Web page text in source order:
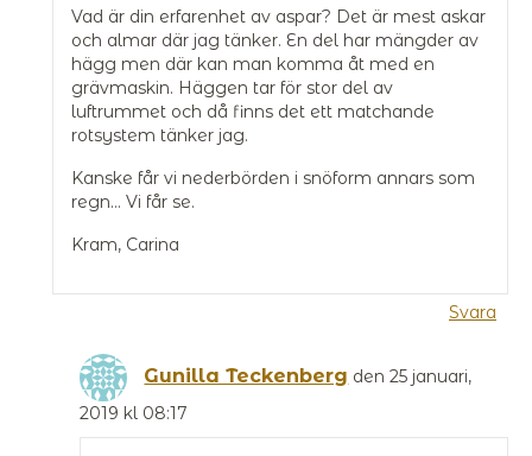
Vad är din erfarenhet av aspar? Det är mest askar
och almar där jag tänker. En del har mängder av
hägg men där kan man komma åt med en
grävmaskin. Häggen tar för stor del av
luftrummet och då finns det ett matchande
rotsystem tänker jag.
Kanske får vi nederbörden i snöform annars som
regn… Vi får se.
Kram, Carina
Svara
Gunilla Teckenberg den 25 januari,
2019 kl 08:17